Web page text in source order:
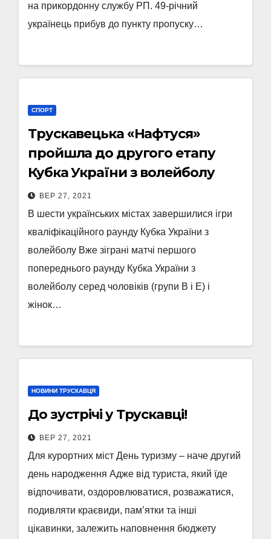
на прикордонну службу РП. 49-річний
українець прибув до пункту пропуску…
СПОРТ
Трускавецька «Нафтуся»
пройшла до другого етапу
Кубка України з волейболу
ВЕР 27, 2021
В шести українських містах завершилися ігри
кваліфікаційного раунду Кубка України з
волейболу Вже зіграні матчі першого
попереднього раунду Кубка України з
волейболу серед чоловіків (групи В і Е) і
жінок…
НОВИНИ ТРУСКАВЦЯ
До зустрічі у Трускавці!
ВЕР 27, 2021
Для курортних міст День туризму – наче другий
день народження Адже від туриста, який їде
відпочивати, оздоровлюватися, розважатися,
подивляти краєвиди, пам’ятки та інші
цікавинки, залежить наповнення бюджету